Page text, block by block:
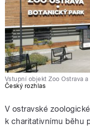
Vstupní objekt Zoo Ostrava
Český rozhlas
V ostravské
k charitativnímu běhu